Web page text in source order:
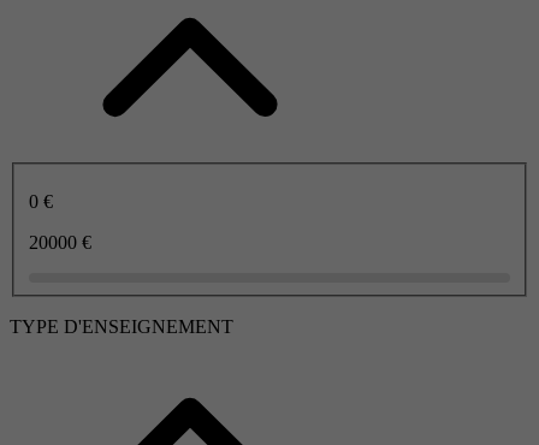
0 €
20000 €
TYPE D'ENSEIGNEMENT